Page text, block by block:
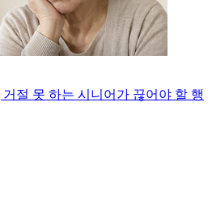
거절 못 하는 시니어가 끊어야 할 행